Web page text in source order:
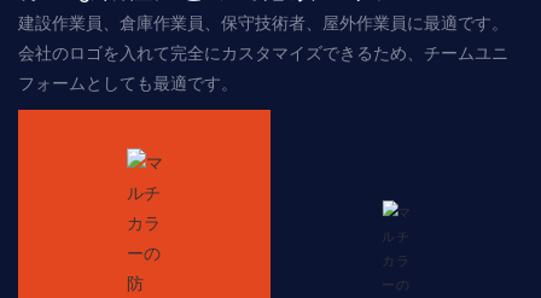
建設作業員、倉庫作業員、保守技術者、屋外作業員に最適です。
会社のロゴを入れて完全にカスタマイズできるため、チームユニ
フォームとしても最適です。